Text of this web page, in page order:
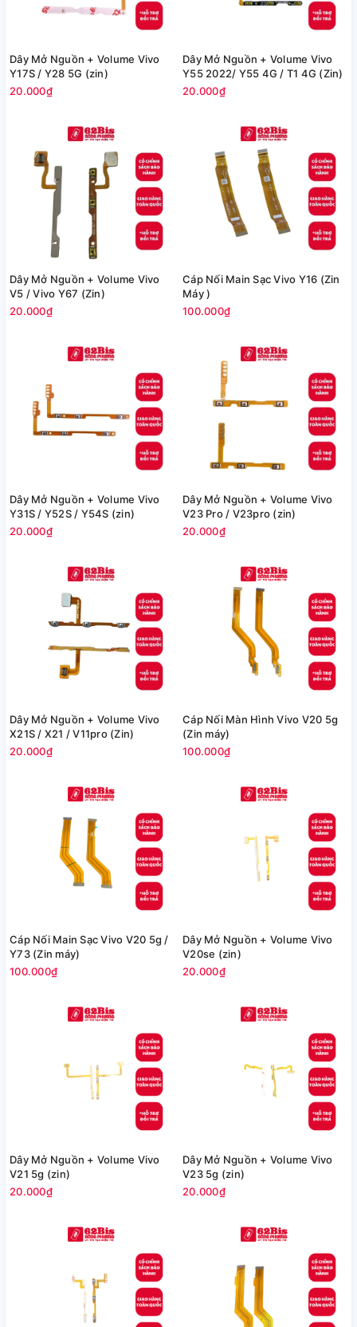
Dây Mở Nguồn + Volume Vivo
Y17S / Y28 5G (zin)
20.000₫
Dây Mở Nguồn + Volume Vivo
Y55 2022/ Y55 4G / T1 4G (Zin)
20.000₫
Dây Mở Nguồn + Volume Vivo
V5 / Vivo Y67 (Zin)
20.000₫
Cáp Nối Main Sạc Vivo Y16 (Zin
Máy )
100.000₫
Dây Mở Nguồn + Volume Vivo
Y31S / Y52S / Y54S (zin)
20.000₫
Dây Mở Nguồn + Volume Vivo
V23 Pro / V23pro (zin)
20.000₫
Dây Mở Nguồn + Volume Vivo
X21S / X21 / V11pro (Zin)
20.000₫
Cáp Nối Màn Hình Vivo V20 5g
(Zin máy)
100.000₫
Cáp Nối Main Sạc Vivo V20 5g /
Y73 (Zin máy)
100.000₫
Dây Mở Nguồn + Volume Vivo
V20se (zin)
20.000₫
Dây Mở Nguồn + Volume Vivo
V21 5g (zin)
20.000₫
Dây Mở Nguồn + Volume Vivo
V23 5g (zin)
20.000₫